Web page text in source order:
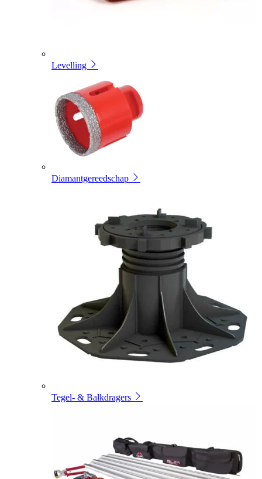
Levelling
Diamantgereedschap
Tegel- & Balkdragers